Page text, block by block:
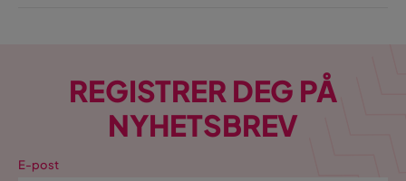
REGISTRER DEG PÅ
NYHETSBREV
E-post